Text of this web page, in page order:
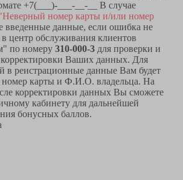
+7(___)-___-__-__ В случае
номер карты и/или номер
введенные данные, если ошибка не
в центр обслуживания клиентов
по номеру 310-000-3 для проверки и
Ваших данных. Для
в реистрационные данные Вам будет
номер карты и Ф.И.О. владельца. На
корректировки данных Вы сможете
кабинету для дальнейшей
бонусных баллов.